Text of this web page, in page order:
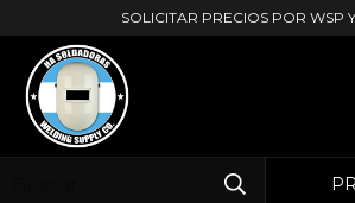
SOLICITAR PRECIOS POR WSP